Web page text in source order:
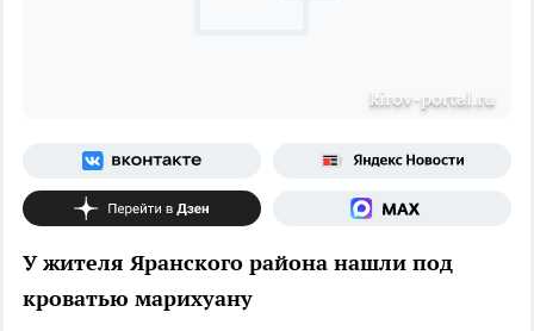
kirov-portal.ru
У жителя Яранского района нашли под
кроватью марихуану